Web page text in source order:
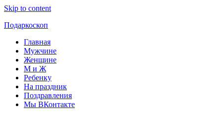
Skip to content
Подаркоскоп
Поможем
выбрать
подарить
Главная
Мужчине
Женщине
М и Ж
Ребенку
На праздник
Поздравления
Мы ВКонтакте